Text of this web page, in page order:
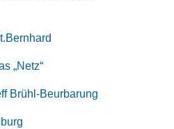
„Netz“
Brühl-Beurbarung